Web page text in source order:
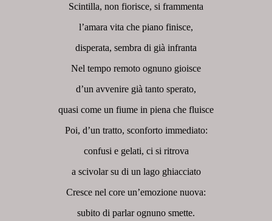
Scintilla, non fiorisce, si frammenta
l’amara vita che piano finisce,
disperata, sembra di già infranta
Nel tempo remoto ognuno gioisce
d’un avvenire già tanto sperato,
quasi come un fiume in piena che fluisce
Poi, d’un tratto, sconforto immediato:
confusi e gelati, ci si ritrova
a scivolar su di un lago ghiacciato
Cresce nel core un’emozione nuova:
subito di parlar ognuno smette.